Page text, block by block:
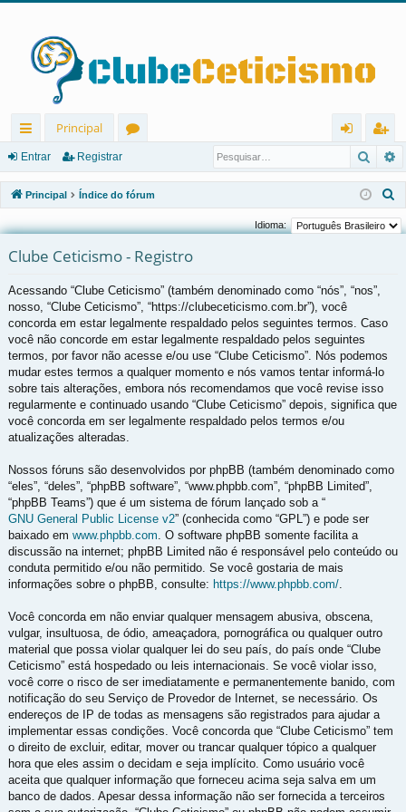
in
ks
rá
os
Principal
u
ns
ra
r
eg
ist
ra
Entrar Registrar
Principal Índice do fórum
s
Idioma:
Clube Ceticismo - Registro
Acessando “Clube Ceticismo” (também denominado como “nós”, “nos”,
nosso, “Clube Ceticismo”, “https://clubeceticismo.com.br”), você
concorda em estar legalmente respaldado pelos seguintes termos. Caso
você não concorde em estar legalmente respaldado pelos seguintes
termos, por favor não acesse e/ou use “Clube Ceticismo”. Nós podemos
mudar estes termos a qualquer momento e nós vamos tentar informá-lo
sobre tais alterações, embora nós recomendamos que você revise isso
regularmente e continuado usando “Clube Ceticismo” depois, significa que
você concorda em ser legalmente respaldado pelos termos e/ou
atualizações alteradas.
Nossos fóruns são desenvolvidos por phpBB (também denominado como
“eles”, “deles”, “phpBB software”, “www.phpbb.com”, “phpBB Limited”,
“phpBB Teams”) que é um sistema de fórum lançado sob a “
GNU General Public License v2” (conhecida como “GPL”) e pode ser
baixado em www.phpbb.com . O software phpBB somente facilita a
discussão na internet; phpBB Limited não é responsável pelo conteúdo ou
conduta permitido e/ou não permitido. Se você gostaria de mais
informações sobre o phpBB, consulte: https://www.phpbb.com/
Você concorda em não enviar qualquer mensagem abusiva, obscena,
vulgar, insultuosa, de ódio, ameaçadora, pornográfica ou qualquer outro
material que possa violar qualquer lei do seu país, do país onde “Clube
Ceticismo” está hospedado ou leis internacionais. Se você violar isso,
você corre o risco de ser imediatamente e permanentemente banido, com
notificação do seu Serviço de Provedor de Internet, se necessário. Os
endereços de IP de todas as mensagens são registrados para ajudar a
implementar essas condições. Você concorda que “Clube Ceticismo” tem
o direito de excluir, editar, mover ou trancar qualquer tópico a qualquer
hora que eles assim o decidam e seja implícito. Como usuário você
aceita que qualquer informação que forneceu acima seja salva em um
banco de dados. Apesar dessa informação não ser fornecida a terceiros